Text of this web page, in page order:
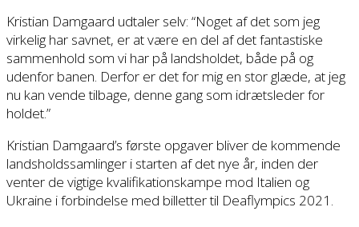
Kristian Damgaard udtaler selv: “Noget af det som jeg
virkelig har savnet, er at være en del af det fantastiske
sammenhold som vi har på landsholdet, både på og
udenfor banen. Derfor er det for mig en stor glæde, at jeg
nu kan vende tilbage, denne gang som idrætsleder for
holdet.”
Kristian Damgaard’s første opgaver bliver de kommende
landsholdssamlinger i starten af det nye år, inden der
venter de vigtige kvalifikationskampe mod Italien og
Ukraine i forbindelse med billetter til Deaflympics 2021.